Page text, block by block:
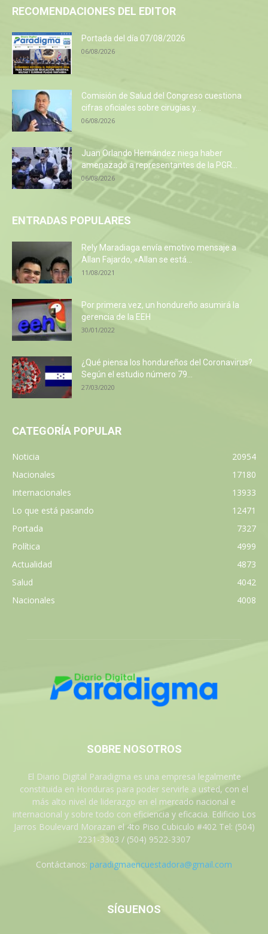
RECOMENDACIONES DEL EDITOR
Portada del día 07/08/2026
06/08/2026
Comisión de Salud del Congreso cuestiona
cifras oficiales sobre cirugías y...
06/08/2026
Juan Orlando Hernández niega haber
amenazado a representantes de la PGR...
06/08/2026
ENTRADAS POPULARES
Rely Maradiaga envía emotivo mensaje a
Allan Fajardo, «Allan se está...
11/08/2021
Por primera vez, un hondureño asumirá la
gerencia de la EEH
30/01/2022
¿Qué piensa los hondureños del Coronavirus?
Según el estudio número 79...
27/03/2020
CATEGORÍA POPULAR
Noticia
20954
Nacionales
17180
Internacionales
13933
Lo que está pasando
12471
Portada
7327
Política
4999
Actualidad
4873
Salud
4042
Nacionales
4008
SOBRE NOSOTROS
El Diario Digital Paradigma es una empresa legalmente
constituida en Honduras para poder servirle a usted, con el
más alto nivel de liderazgo en el mercado nacional e
internacional y sobre todo con eficiencia y eficacia. Edificio Los
Jarros Boulevard Morazan el 4to Piso Cubiculo #402 Tel: (504)
2231-3303 / (504) 9522-3307
Contáctanos: paradigmaencuestadora@gmail.com
SÍGUENOS